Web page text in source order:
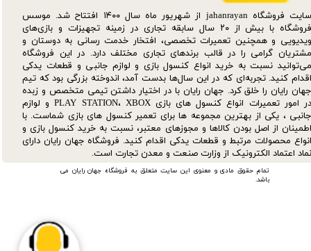
تمام حقوق مادی و معنوی این سایت متعلق به فروشگاه جهان رایان می
باشد.
سایت فروشگاه jahanrayan از شهریور ماه سال ۱۴۰۰ افتتاح شد. موسس
فروشگاه با بیش از ۲۰ سال سابقه تجاری در زمینه تجهیزات و بازی‌های
ویدیویی و همچنین تعمیرات تخصصی، افتخار خدمت رسانی به دوستان و
مشتریان گرامی را در قالب برندهای تجاری مختلف دارد. در این فروشگاه
می‌توانید نسبت به خرید انواع کنسول بازی و لوازم جانبی و قطعات یدکی‌
اقدام کنید. تجربه‌ای که در این سال‌ها بدست آمد، اندوخته بزرگی بود که تیم
جهان رایان را خلق کرد. جهان رایان با در اختیار داشتن تیمی متخصص و زبده
در امور تعمیرات انواع کنسول های بازی PLAY STATION، XBOX و لوازم
جانبی ، یکی از بهترین مجموعه ها برای تعمیر کنسول های بازی شماست. با
اطمینان از اصل بودن کالاها و مجوزهای معتبر، نسبت به خرید کنسول بازی و
انواع محصولات مرتبط و قطعات یدکی اقدام کنید. فروشگاه جهان رایان دارای
نماد اعتماد الکترونیک از وزارت صنعت و معدن تجارت است.